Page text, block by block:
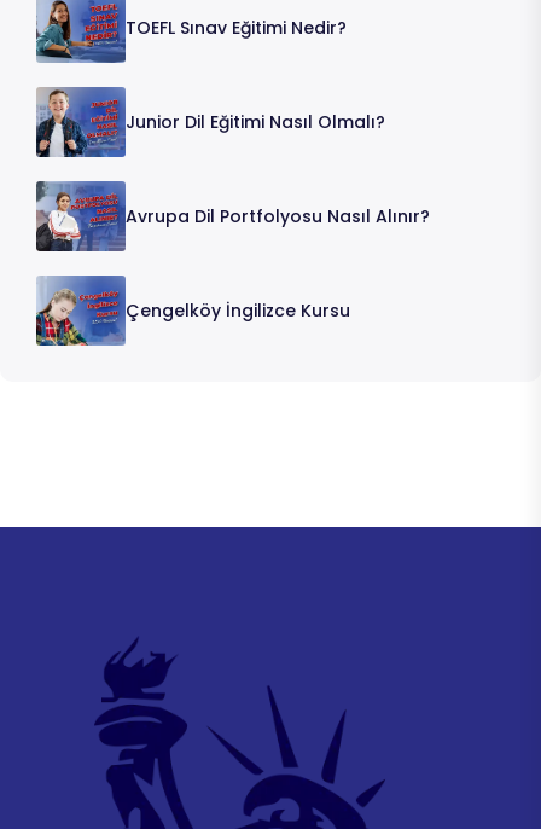
TOEFL Sınav Eğitimi Nedir?
Junior Dil Eğitimi Nasıl Olmalı?
Avrupa Dil Portfolyosu Nasıl Alınır?
Çengelköy İngilizce Kursu